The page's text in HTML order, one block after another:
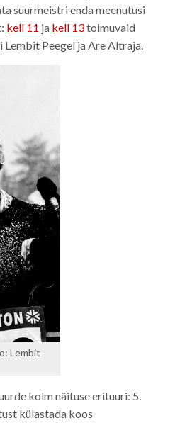
suurmeistri enda meenutusi
kell 11 ja kell 13toimuvaid
Lembit Peegel ja Are Altraja.
Lembit
kolm näituse erituuri: 5.
külastada koos